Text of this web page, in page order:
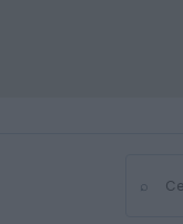
⌕Cerca